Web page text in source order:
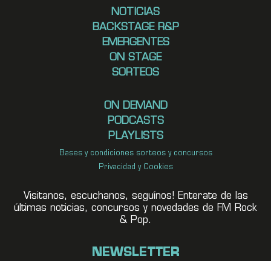
NOTICIAS
BACKSTAGE R&P
EMERGENTES
ON STAGE
SORTEOS
ON DEMAND
PODCASTS
PLAYLISTS
Bases y condiciones sorteos y concursos
Privacidad y Cookies
Visitanos, escuchanos, seguínos! Enterate de las
últimas noticias, concursos y novedades de FM Rock
& Pop.
NEWSLETTER